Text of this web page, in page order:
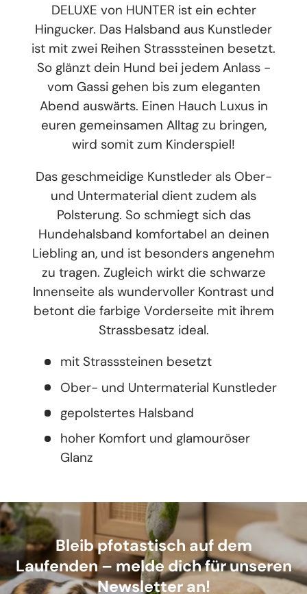
DELUXE von HUNTER ist ein echter
Hingucker. Das Halsband aus Kunstleder
ist mit zwei Reihen Strasssteinen besetzt.
So glänzt dein Hund bei jedem Anlass -
vom Gassi gehen bis zum eleganten
Abend auswärts. Einen Hauch Luxus in
euren gemeinsamen Alltag zu bringen,
wird somit zum Kinderspiel!
Das geschmeidige Kunstleder als Ober-
und Untermaterial dient zudem als
Polsterung. So schmiegt sich das
Hundehalsband komfortabel an deinen
Liebling an, und ist besonders angenehm
zu tragen. Zugleich wirkt die schwarze
Innenseite als wundervoller Kontrast und
betont die farbige Vorderseite mit ihrem
Strassbesatz ideal.
mit Strasssteinen besetzt
Ober- und Untermaterial Kunstleder
gepolstertes Halsband
hoher Komfort und glamouröser
Glanz
Bleib pfotastisch auf dem
Laufenden – melde dich für unseren
Newsletter an!